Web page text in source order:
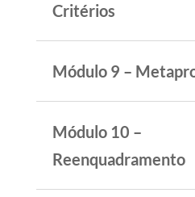
Critérios
Módulo 9 –
Módulo 10 –
Reenquadramento